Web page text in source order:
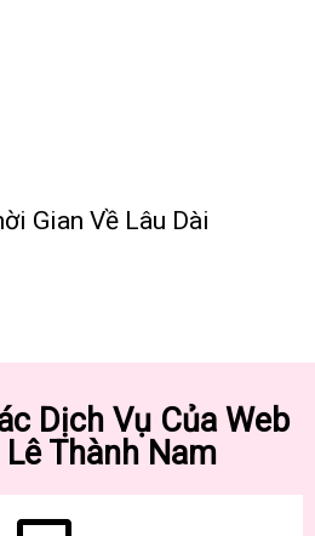
Gian Về Lâu Dài
Dịch Vụ Của Web
Lê Thành Nam